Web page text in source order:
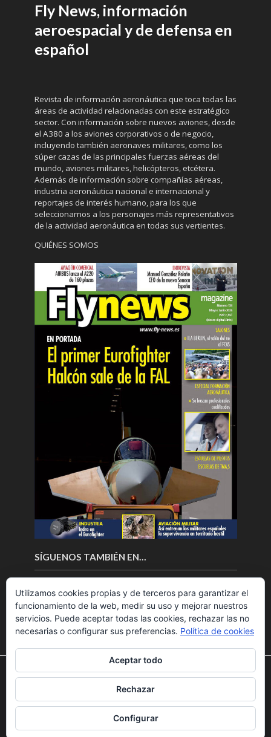
Fly News, información
aeroespacial y de defensa en
español
Revista de información aeronáutica que toca todas las
áreas de actividad relacionadas con este estratégico
sector. Con información sobre nuevos aviones, desde
el A380 a los aviones corporativos o de negocio,
incluyendo también aeronaves militares, como los
súper cazas de las principales fuerzas aéreas del
mundo, aviones militares, helicópteros, etcétera.
Además de información sobre compañías aéreas,
industria aeronáutica nacional e internacional y
reportajes de interés humano, para los que
seleccionamos a los personajes más representativos
de la actividad aeronáutica en todas sus vertientes.
QUIÉNES SOMOS
SÍGUENOS TAMBIÉN EN…
Copyright © 2018.Fly News.Noticias aerospacial
UAS aviación comercial
Utilizamos cookies para ofrecerte la mejor experiencia en
nuestra web.
Puedes aprender más sobre qué cookies utilizamos o
desactivarlas en losajustes.
Utilizamos cookies propias y de terceros para garantizar el
funcionamiento de la web, medir su uso y mejorar nuestros
servicios. Puede aceptar todas las cookies, rechazar las no
necesarias o configurar sus preferencias. Política de cookies
Aceptar todo
Rechazar
Configurar